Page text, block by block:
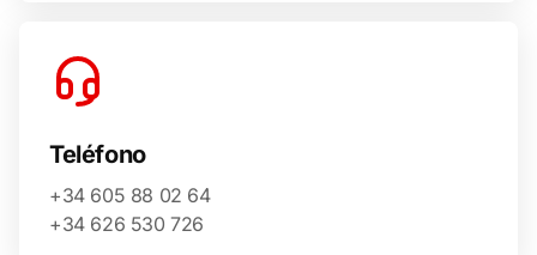
Teléfono
+34 605 88 02 64
+34 626 530 726